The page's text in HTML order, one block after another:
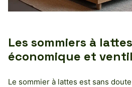
Les sommiers à
économique et
Le sommier à lattes est sans